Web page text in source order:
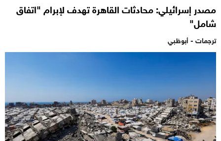
مصدر إسرائيلي: محادثات القاهرة تهدف لإبرام "اتفاق
شامل"
ترجمات - أبوظبي